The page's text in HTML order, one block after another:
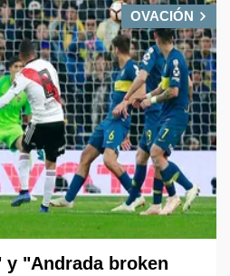
OVACIÓN
"Andrada broken